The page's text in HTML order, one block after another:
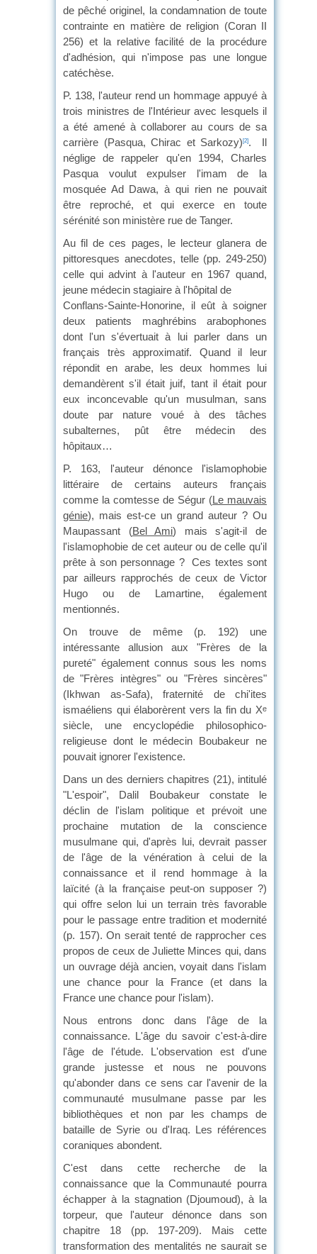
de pêché originel, la condamnation de toute
contrainte en matière de religion (Coran II
256) et la relative facilité de la procédure
d'adhésion, qui n'impose pas une longue
catéchèse.
P. 138, l'auteur rend un hommage appuyé à
trois ministres de l'Intérieur avec lesquels il
a été amené à collaborer au cours de sa
carrière (Pasqua, Chirac et Sarkozy)[2]. Il
néglige de rappeler qu'en 1994, Charles
Pasqua voulut expulser l'imam de la
mosquée Ad Dawa, à qui rien ne pouvait
être reproché, et qui exerce en toute
sérénité son ministère rue de Tanger.
Au fil de ces pages, le lecteur glanera de
pittoresques anecdotes, telle (pp. 249-250)
celle qui advint à l'auteur en 1967 quand,
jeune médecin stagiaire à l'hôpital de
Conflans-Sainte-Honorine, il eût à soigner
deux patients maghrébins arabophones
dont l'un s'évertuait à lui parler dans un
français très approximatif. Quand il leur
répondit en arabe, les deux hommes lui
demandèrent s'il était juif, tant il était pour
eux inconcevable qu'un musulman, sans
doute par nature voué à des tâches
subalternes, pût être médecin des
hôpitaux…
P. 163, l'auteur dénonce l'islamophobie
littéraire de certains auteurs français
comme la comtesse de Ségur (Le mauvais
génie), mais est-ce un grand auteur ? Ou
Maupassant (Bel Ami) mais s'agit-il de
l'islamophobie de cet auteur ou de celle qu'il
prête à son personnage ? Ces textes sont
par ailleurs rapprochés de ceux de Victor
Hugo ou de Lamartine, également
mentionnés.
On trouve de même (p. 192) une
intéressante allusion aux "Frères de la
pureté" également connus sous les noms
de "Frères intègres" ou "Frères sincères"
(Ikhwan as-Safa), fraternité de chi'ites
ismaéliens qui élaborèrent vers la fin du Xe
siècle, une encyclopédie philosophico-
religieuse dont le médecin Boubakeur ne
pouvait ignorer l'existence.
Dans un des derniers chapitres (21), intitulé
"L'espoir", Dalil Boubakeur constate le
déclin de l'islam politique et prévoit une
prochaine mutation de la conscience
musulmane qui, d'après lui, devrait passer
de l'âge de la vénération à celui de la
connaissance et il rend hommage à la
laïcité (à la française peut-on supposer ?)
qui offre selon lui un terrain très favorable
pour le passage entre tradition et modernité
(p. 157). On serait tenté de rapprocher ces
propos de ceux de Juliette Minces qui, dans
un ouvrage déjà ancien, voyait dans l'islam
une chance pour la France (et dans la
France une chance pour l'islam).
Nous entrons donc dans l'âge de la
connaissance. L'âge du savoir c'est-à-dire
l'âge de l'étude. L'observation est d'une
grande justesse et nous ne pouvons
qu'abonder dans ce sens car l'avenir de la
communauté musulmane passe par les
bibliothèques et non par les champs de
bataille de Syrie ou d'Iraq. Les références
coraniques abondent.
C'est dans cette recherche de la
connaissance que la Communauté pourra
échapper à la stagnation (Djoumoud), à la
torpeur, que l'auteur dénonce dans son
chapitre 18 (pp. 197-209). Mais cette
transformation des mentalités ne saurait se